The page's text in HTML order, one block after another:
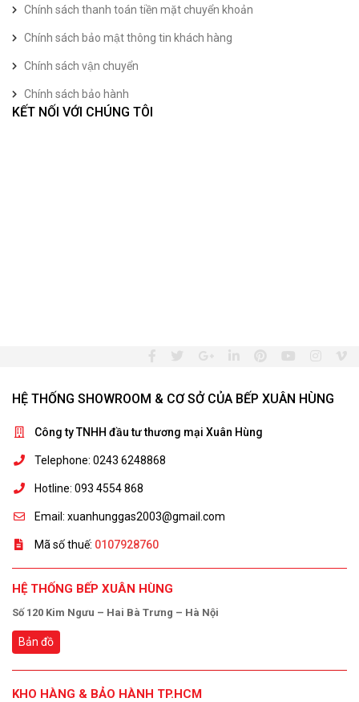
Chính sách thanh toán tiền mặt chuyển khoản
Chính sách bảo mật thông tin khách hàng
Chính sách vận chuyển
Chính sách bảo hành
KẾT NỐI VỚI CHÚNG TÔI
HỆ THỐNG SHOWROOM & CƠ SỞ CỦA BẾP XUÂN HÙNG
Công ty TNHH đầu tư thương mại Xuân Hùng
Telephone: 0243 6248868
Hotline: 093 4554 868
Email: xuanhunggas2003@gmail.com
Mã số thuế: 0107928760
HỆ THỐNG BẾP XUÂN HÙNG
Số 120 Kim Ngưu – Hai Bà Trưng – Hà Nội
Bản đồ
KHO HÀNG & BẢO HÀNH TP.HCM